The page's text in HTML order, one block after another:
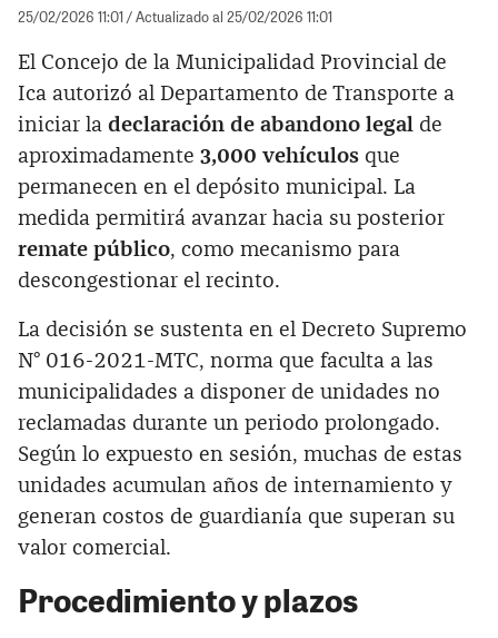
25/02/2026 11:01 / Actualizado al 25/02/2026 11:01
El Concejo de la Municipalidad Provincial de
Ica autorizó al Departamento de Transporte a
iniciar la declaración de abandono legal de
aproximadamente 3,000 vehículos que
permanecen en el depósito municipal. La
medida permitirá avanzar hacia su posterior
remate público, como mecanismo para
descongestionar el recinto.
La decisión se sustenta en el Decreto Supremo
N° 016-2021-MTC, norma que faculta a las
municipalidades a disponer de unidades no
reclamadas durante un periodo prolongado.
Según lo expuesto en sesión, muchas de estas
unidades acumulan años de internamiento y
generan costos de guardianía que superan su
valor comercial.
Procedimiento y plazos